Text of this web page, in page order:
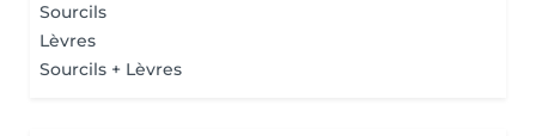
Sourcils
Lèvres
Sourcils + Lèvres